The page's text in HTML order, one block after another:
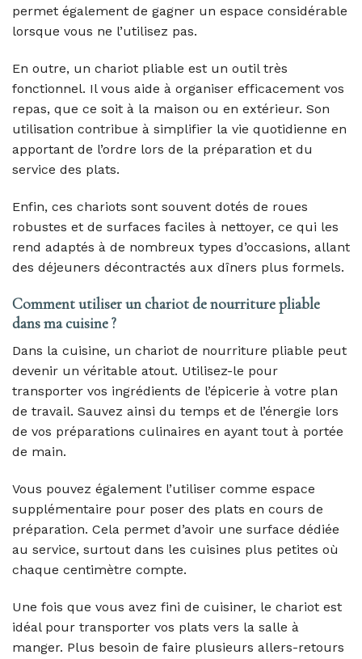
permet également de gagner un espace considérable
lorsque vous ne l’utilisez pas.
En outre, un chariot pliable est un outil très
fonctionnel. Il vous aide à organiser efficacement vos
repas, que ce soit à la maison ou en extérieur. Son
utilisation contribue à simplifier la vie quotidienne en
apportant de l’ordre lors de la préparation et du
service des plats.
Enfin, ces chariots sont souvent dotés de roues
robustes et de surfaces faciles à nettoyer, ce qui les
rend adaptés à de nombreux types d’occasions, allant
des déjeuners décontractés aux dîners plus formels.
Comment utiliser un chariot de nourriture pliable
dans ma cuisine ?
Dans la cuisine, un chariot de nourriture pliable peut
devenir un véritable atout. Utilisez-le pour
transporter vos ingrédients de l’épicerie à votre plan
de travail. Sauvez ainsi du temps et de l’énergie lors
de vos préparations culinaires en ayant tout à portée
de main.
Vous pouvez également l’utiliser comme espace
supplémentaire pour poser des plats en cours de
préparation. Cela permet d’avoir une surface dédiée
au service, surtout dans les cuisines plus petites où
chaque centimètre compte.
Une fois que vous avez fini de cuisiner, le chariot est
idéal pour transporter vos plats vers la salle à
manger. Plus besoin de faire plusieurs allers-retours